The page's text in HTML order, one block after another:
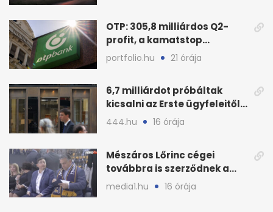
OTP: 305,8 milliárdos Q2-
profit, a kamatstop
mozgatta az eredményt
portfolio.hu 21 órája
6,7 milliárdot próbáltak
kicsalni az Erste ügyfeleitől
az első félévben
444.hu 16 órája
Mészáros Lőrinc cégei
továbbra is szerződnek a
közmédiával
media1.hu 16 órája